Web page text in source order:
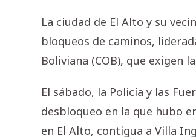
La ciudad de El Alto y su
bloqueos de caminos,
Boliviana (COB), que exigen
El sábado, la Policía y las
desbloqueo en la que hubo
en El Alto, contigua a Villa